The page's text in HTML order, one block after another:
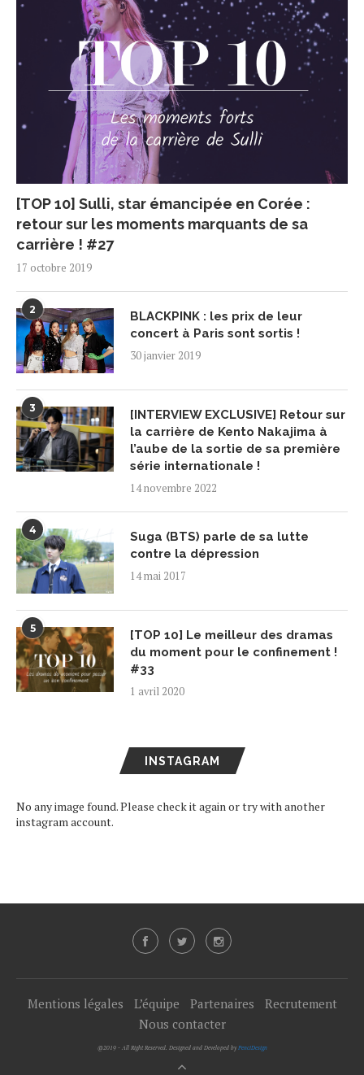
[TOP 10] Sulli, star émancipée en Corée :
retour sur les moments marquants de sa
carrière ! #27
17 octobre 2019
2
BLACKPINK : les prix de leur
concert à Paris sont sortis !
30 janvier 2019
3
[INTERVIEW EXCLUSIVE] Retour sur
la carrière de Kento Nakajima à
l’aube de la sortie de sa première
série internationale !
14 novembre 2022
4
Suga (BTS) parle de sa lutte
contre la dépression
14 mai 2017
5
[TOP 10] Le meilleur des dramas
du moment pour le confinement !
#33
1 avril 2020
INSTAGRAM
No any image found. Please check it again or try with another
instagram account.
Mentions légales L’équipe Partenaires
Recrutement
Nous contacter
@2019 - All Right Reserved. Designed and Developed by PenciDesign